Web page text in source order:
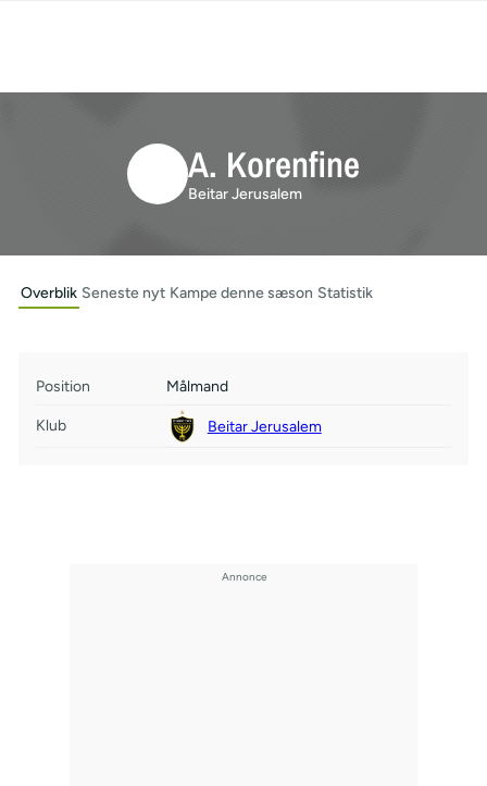
A. Korenfine
Beitar Jerusalem
Overblik Seneste nyt Kampe denne sæson Statistik
Position Målmand
Klub Beitar Jerusalem